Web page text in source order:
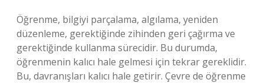
Öğrenme, bilgiyi parçalama, algılama, yeniden
düzenleme, gerektiğinde zihinden geri çağırma ve
gerektiğinde kullanma sürecidir. Bu durumda,
öğrenmenin kalıcı hale gelmesi için tekrar gereklidir.
Bu, davranışları kalıcı hale getirir. Çevre de öğrenme